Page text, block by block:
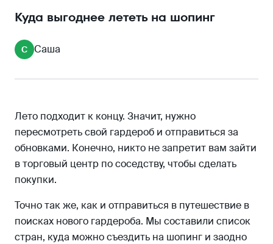
Южная Корея
Таиланд
Армения
Грузия
Куда выгоднее лететь на шопинг
С Саша
Лето подходит к концу. Значит, нужно
пересмотреть свой гардероб и отправиться за
обновками. Конечно, никто не запретит вам зайти
в торговый центр по соседству, чтобы сделать
покупки.
Точно так же, как и отправиться в путешествие в
поисках нового гардероба. Мы составили список
стран, куда можно съездить на шопинг и заодно